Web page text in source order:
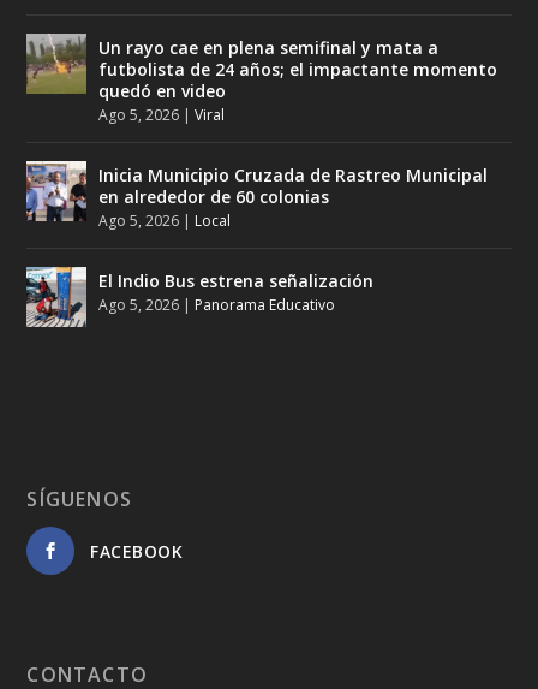
Un rayo cae en plena semifinal y mata a
futbolista de 24 años; el impactante momento
quedó en video
Ago 5, 2026 |Viral
Inicia Municipio Cruzada de Rastreo Municipal
en alrededor de 60 colonias
Ago 5, 2026 | Local
El Indio Bus estrena señalización
Ago 5, 2026 | Panorama Educativo
SÍGUENOS
FACEBOOK
CONTACTO